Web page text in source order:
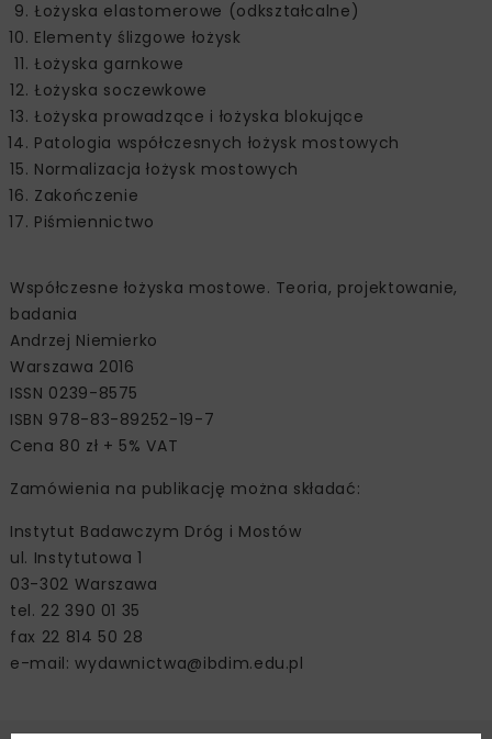
Łożyska elastomerowe (odkształcalne)
Elementy ślizgowe łożysk
Łożyska garnkowe
Łożyska soczewkowe
Łożyska prowadzące i łożyska blokujące
Patologia współczesnych łożysk mostowych
Normalizacja łożysk mostowych
Zakończenie
Piśmiennictwo
Współczesne łożyska mostowe. Teoria, projektowanie,
badania
Andrzej Niemierko
Warszawa 2016
ISSN 0239-8575
ISBN 978-83-89252-19-7
Cena 80 zł + 5% VAT
Zamówienia na publikację można składać:
Instytut Badawczym Dróg i Mostów
ul. Instytutowa 1
03-302 Warszawa
tel. 22 390 01 35
fax 22 814 50 28
e-mail: wydawnictwa@ibdim.edu.pl